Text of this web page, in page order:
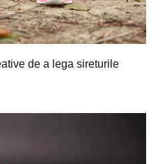
de a lega sireturile